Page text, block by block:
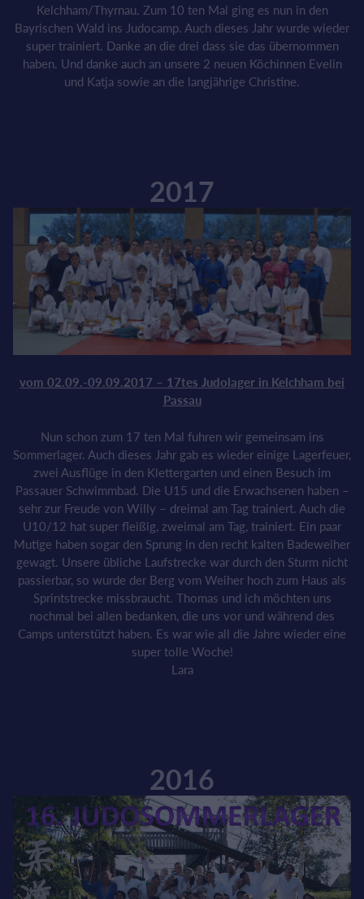
Kelchham/Thyrnau. Zum 10 ten Mal ging es nun in den
Bayrischen Wald ins Judocamp. Auch dieses Jahr wurde wieder
super trainiert. Danke an die drei dass sie das übernommen
haben. Und danke auch an unsere 2 neuen Köchinnen Evelin
und Katja sowie an die langjährige Christine.
2017
vom 02.09.-09.09.2017 – 17tes Judolager in Kelchham bei
Passau
Nun schon zum 17 ten Mal fuhren wir gemeinsam ins
Sommerlager. Auch dieses Jahr gab es wieder einige Lagerfeuer,
zwei Ausflüge in den Klettergarten und einen Besuch im
Passauer Schwimmbad. Die U15 und die Erwachsenen haben –
sehr zur Freude von Willy – dreimal am Tag trainiert. Auch die
U10/12 hat super fleißig, zweimal am Tag, trainiert. Ein paar
Mutige haben sogar den Sprung in den recht kalten Badeweiher
gewagt. Unsere übliche Laufstrecke war durch den Sturm nicht
passierbar, so wurde der Berg vom Weiher hoch zum Haus als
Sprintstrecke missbraucht. Thomas und ich möchten uns
nochmal bei allen bedanken, die uns vor und während des
Camps unterstützt haben. Es war wie all die Jahre wieder eine
super tolle Woche!
Lara
2016